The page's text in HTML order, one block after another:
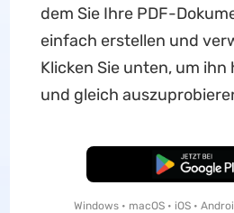
dem Sie Ihre PDF-
einfach erstellen und
Klicken Sie unten, um
und gleich
Kostenloser
Windows • macOS • iOS •